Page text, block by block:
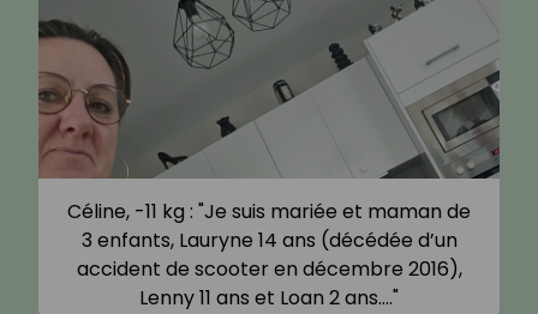
Céline, -11 kg : "Je suis mariée et maman de
3 enfants, Lauryne 14 ans (décédée d’un
accident de scooter en décembre 2016),
Lenny 11 ans et Loan 2 ans.…"